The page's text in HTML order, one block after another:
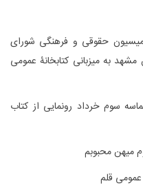
کمیسیون حقوقی و فرهنگی شورای
به میزبانی کتابخانۀ عمومی
سوم خرداد رونمایی از کتاب
میهن محبوبم
عمومی قلم